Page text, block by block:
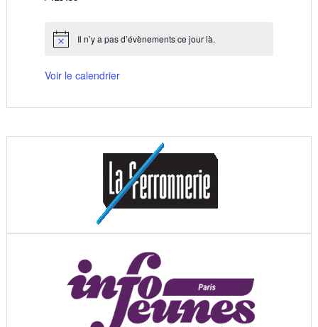
Notice Il n’y a pas d’évènements ce jour là.
Voir le calendrier